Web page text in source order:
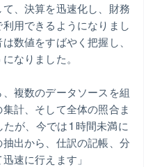
、決算を迅速化し、財務
用できるようになりまし
数値をすばやく把握し、
なりました。
、複数のデータソースを組
計、そして全体の照合ま
が、今では 1 時間未満に
出から、仕訳の記帳、分
速に行えます」